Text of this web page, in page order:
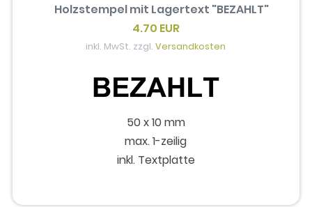
Holzstempel mit Lagertext "BEZAHLT"
4.70 EUR
inkl. MwSt. zzgl.Versandkosten
50 x 10 mm
max. 1-zeilig
inkl. Textplatte